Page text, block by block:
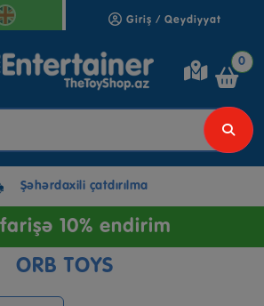
Giriş / Qeydiyyat
0
Şəhərdaxili çatdırılma
10% endirim
ORB TOYS